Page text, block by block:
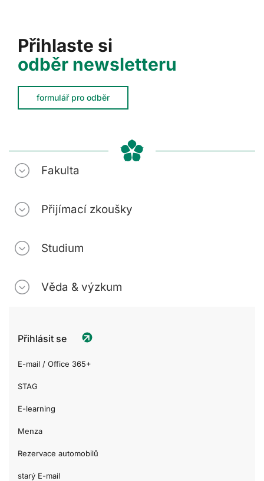
Přihlaste si
odběr newsletteru
formulář pro odběr
Fakulta
Přijímací zkoušky
Studium
Věda & výzkum
Přihlásit se
E-mail / Office 365+
STAG
E-learning
Menza
Rezervace automobilů
starý E-mail